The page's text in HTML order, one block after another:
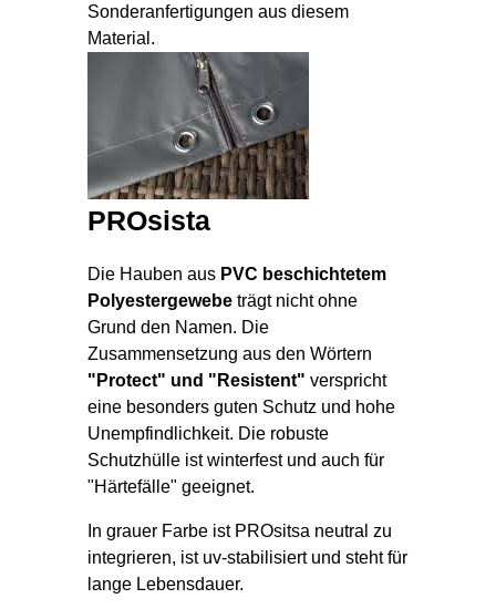
Sonderanfertigungen aus diesem
Material.
PROsista
Die Hauben aus PVC beschichtetem
Polyestergewebe trägt nicht ohne
Grund den Namen. Die
Zusammensetzung aus den Wörtern
"Protect" und "Resistent" verspricht
eine besonders guten Schutz und hohe
Unempfindlichkeit. Die robuste
Schutzhülle ist winterfest und auch für
"Härtefälle" geeignet.
In grauer Farbe ist PROsitsa neutral zu
integrieren, ist uv-stabilisiert und steht für
lange Lebensdauer.